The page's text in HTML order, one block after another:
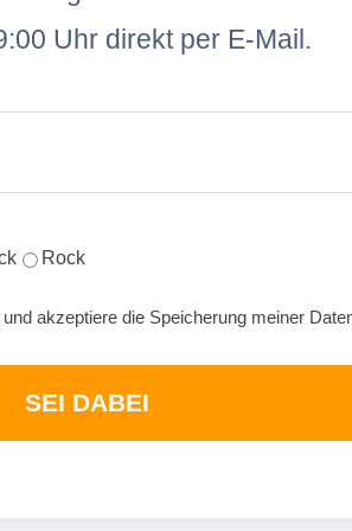
Uhr direkt per E-Mail.
Rock
akzeptiere die Speicherung meiner
SEI DABEI